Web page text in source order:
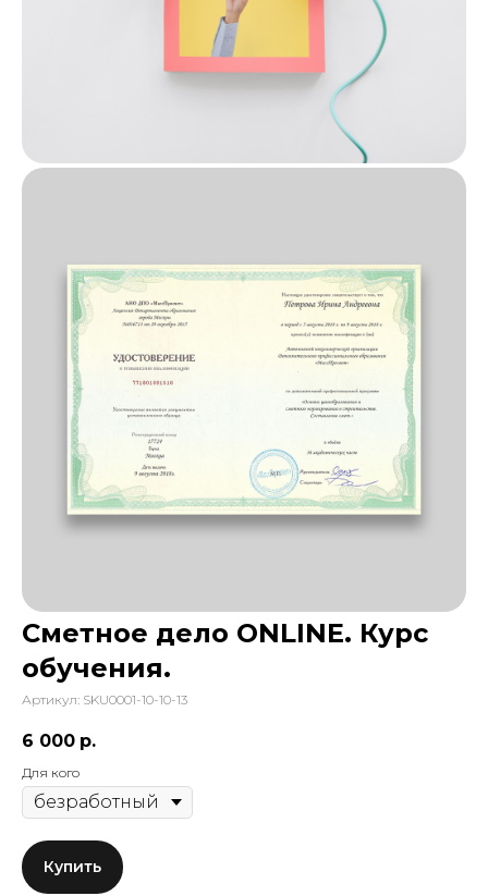
Сметное дело ONLINE. Курс
обучения.
Артикул: SKU0001-10-10-13
6 000 р.
Для кого
Купить